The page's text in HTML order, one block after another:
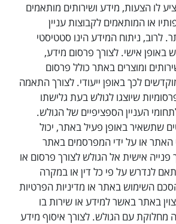
לו הצעות, מידע ושירותים מותאמים
או המותאמים לקבוצות עניין
לרוב, ניתוח המידע הינו סטטיסטי
באופן אישי. לצורך פרסום מידע,
ומוצרים באתר כולל פרסום
לכך באופן ייעודי. לצורך התאמה
שיוצגו לגולש בעת גלישתו
העניין הספציפיים של הגולש.
שתשאיר באופן פעיל באתר, יכול
האתר או על ידי המפרסמים באתר
פנייה אישית אל הגולש לצורך פרסום או
לנדרש על פי כל דין או במקרה
השימוש באתר או מדיניות הפרטיות
באתר באשר למידע או שירות בו
עם הגולש. לצורך איסוף מידע